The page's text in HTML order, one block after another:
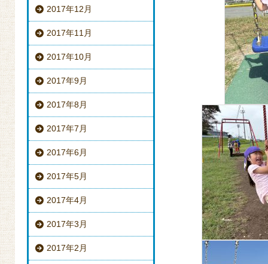
2017年12月
2017年11月
2017年10月
2017年9月
2017年8月
2017年7月
2017年6月
2017年5月
2017年4月
2017年3月
2017年2月